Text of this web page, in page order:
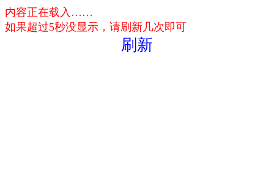
内容正在载入……
如果超过5秒没显示，请刷新几次即可
刷新